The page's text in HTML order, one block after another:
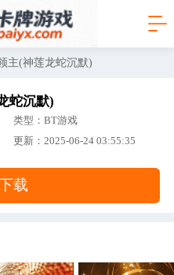
主(神莲龙蛇沉默)
蛇沉默)
类型：BT游戏
更新：2025-06-24 03:55:35
载